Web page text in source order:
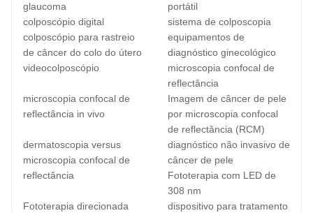
glaucoma
portátil
colposcópio digital
sistema de colposcopia
colposcópio para rastreio
de câncer do colo do útero
equipamentos de
diagnóstico ginecológico
videocolposcópio
microscopia confocal de
reflectância
microscopia confocal de
reflectância in vivo
Imagem de câncer de pele
por microscopia confocal
de reflectância (RCM)
dermatoscopia versus
microscopia confocal de
reflectância
diagnóstico não invasivo de
câncer de pele
Fototerapia com LED de
308 nm
Fototerapia direcionada
dispositivo para tratamento